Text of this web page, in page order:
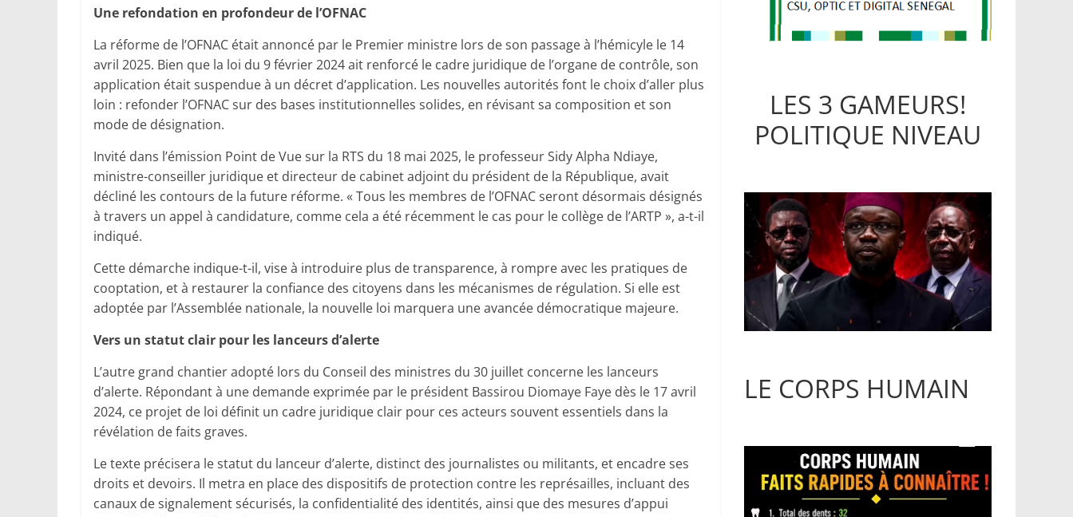
Une refondation en profondeur de l’OFNAC
La réforme de l’OFNAC était annoncé par le Premier ministre lors de son passage à l’hémicyle le 14
avril 2025. Bien que la loi du 9 février 2024 ait renforcé le cadre juridique de l’organe de contrôle, son
application était suspendue à un décret d’application. Les nouvelles autorités font le choix d’aller plus
loin : refonder l’OFNAC sur des bases institutionnelles solides, en révisant sa composition et son
mode de désignation.
Invité dans l’émission Point de Vue sur la RTS du 18 mai 2025, le professeur Sidy Alpha Ndiaye,
ministre-conseiller juridique et directeur de cabinet adjoint du président de la République, avait
décliné les contours de la future réforme. « Tous les membres de l’OFNAC seront désormais désignés
à travers un appel à candidature, comme cela a été récemment le cas pour le collège de l’ARTP », a-t-il
indiqué.
Cette démarche indique-t-il, vise à introduire plus de transparence, à rompre avec les pratiques de
cooptation, et à restaurer la confiance des citoyens dans les mécanismes de régulation. Si elle est
adoptée par l’Assemblée nationale, la nouvelle loi marquera une avancée démocratique majeure.
Vers un statut clair pour les lanceurs d’alerte
L’autre grand chantier adopté lors du Conseil des ministres du 30 juillet concerne les lanceurs
d’alerte. Répondant à une demande exprimée par le président Bassirou Diomaye Faye dès le 17 avril
2024, ce projet de loi définit un cadre juridique clair pour ces acteurs souvent essentiels dans la
révélation de faits graves.
Le texte précisera le statut du lanceur d’alerte, distinct des journalistes ou militants, et encadre ses
droits et devoirs. Il metra en place des dispositifs de protection contre les représailles, incluant des
canaux de signalement sécurisés, la confidentialité des identités, ainsi que des mesures d’appui
LES 3 GAMEURS!
POLITIQUE NIVEAU
LE CORPS HUMAIN